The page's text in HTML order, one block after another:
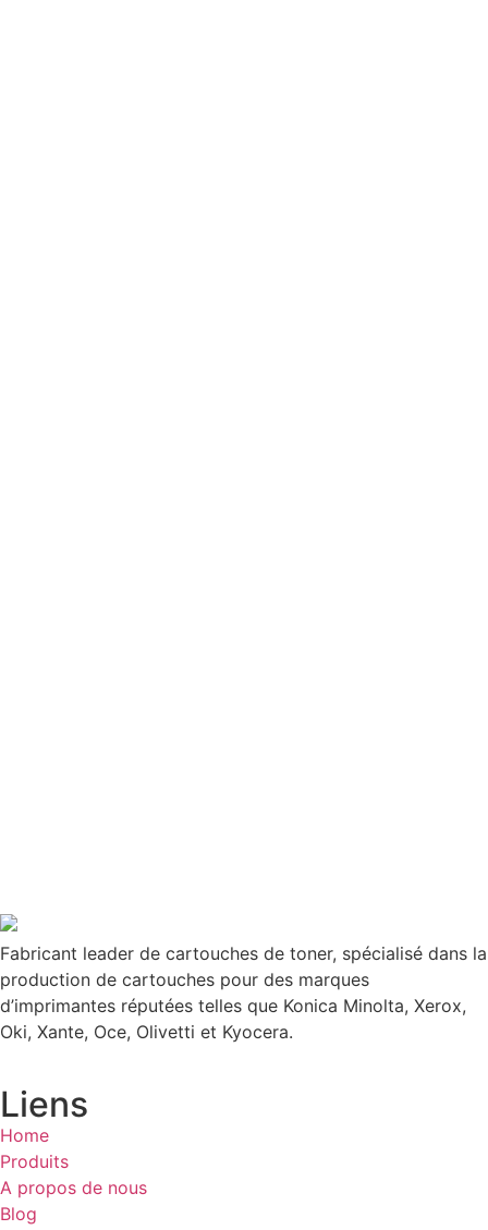
Fabricant leader de cartouches de toner, spécialisé dans la
production de cartouches pour des marques
d’imprimantes réputées telles que Konica Minolta, Xerox,
Oki, Xante, Oce, Olivetti et Kyocera.
Liens
Home
Produits
A propos de nous
Blog